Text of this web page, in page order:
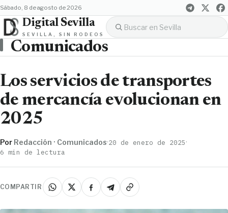
sábado, 8 de agosto de 2026
Digital Sevilla
SEVILLA, SIN RODEOS
Comunicados
Los servicios de transportes
de mercancía evolucionan en
2025
Por Redacción · Comunicados·20 de enero de 2025·
6 min de lectura
COMPARTIR